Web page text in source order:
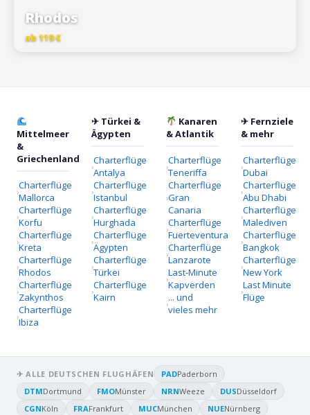
Rhodos
ab 119 €
Mittelmeer
&
Griechenland
Charterflüge
Mallorca
Charterflüge
Korfu
Charterflüge
Kreta
Charterflüge
Rhodos
Charterflüge
Zakynthos
Charterflüge
Ibiza
✈ Türkei &
Ägypten
Charterflüge
Antalya
Charterflüge
Istanbul
Charterflüge
Hurghada
Charterflüge
Ägypten
Charterflüge
Türkei
Charterflüge
Kairn
Kanaren
& Atlantik
Charterflüge
Teneriffa
Charterflüge
Gran
Canaria
Charterflüge
Fuerteventura
Charterflüge
Lanzarote
Last-Minute
Kapverden
... und
vieles mehr
✈ Fernziele
& mehr
Charterflüge
Dubai
Charterflüge
Abu Dhabi
Charterflüge
Malediven
Charterflüge
Bangkok
Charterflüge
New York
Last Minute
Flüge
✈ ALLE DEUTSCHEN FLUGHÄFEN PADPaderborn
DTMDortmund FMOMünster NRNWeeze DUSDüsseldorf
CGNKöln FRAFrankfurt MUCMünchen NUENürnberg